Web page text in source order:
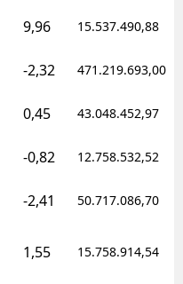
9,96 15.537.490,88
-2,32 471.219.693,00
0,45 43.048.452,97
-0,82 12.758.532,52
-2,41 50.717.086,70
1,55 15.758.914,54